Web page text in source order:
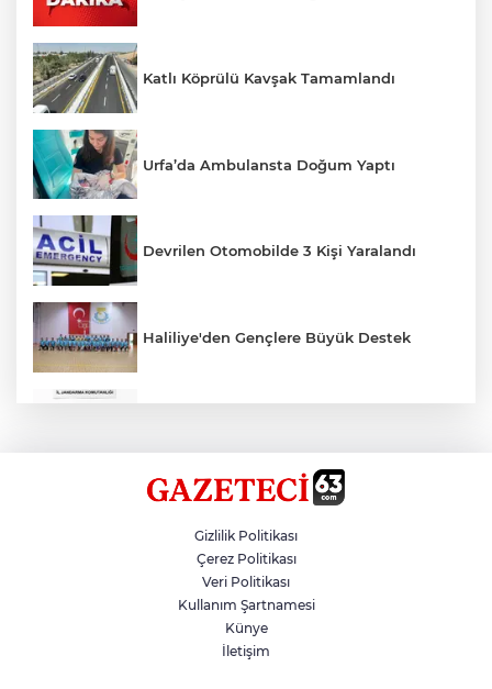
Katlı Köprülü Kavşak Tamamlandı
Urfa’da Ambulansta Doğum Yaptı
Devrilen Otomobilde 3 Kişi Yaralandı
Haliliye'den Gençlere Büyük Destek
Hikmet Başak’tan Ulaşım Çalışması
Atatürk Bulvarında Asfalt Yenileniyor
Gizlilik Politikası
Çerez Politikası
Veri Politikası
Kullanım Şartnamesi
Künye
İletişim